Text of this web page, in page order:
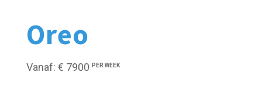
Oreo
Vanaf: € 7900 PER WEEK